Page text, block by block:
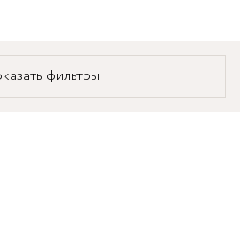
фильтры